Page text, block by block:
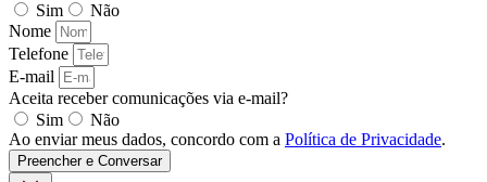
Sim
Não
Nome
Telefone
E-mail
Aceita receber comunicações via e-mail?
Sim
Não
Ao enviar meus dados, concordo com a Política de Privacidade.
Preencher e Conversar